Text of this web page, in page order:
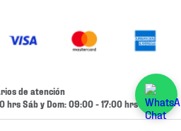
de atención
hrs Sáb y Dom: 09:00 - 17:00 hrs